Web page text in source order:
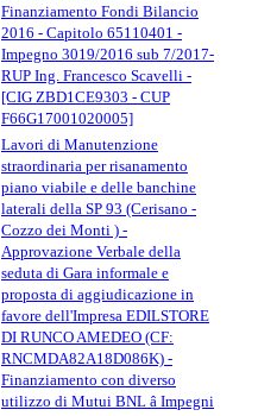
Finanziamento Fondi Bilancio
2016 - Capitolo 65110401 -
Impegno 3019/2016 sub 7/2017-
RUP Ing. Francesco Scavelli -
[CIG ZBD1CE9303 - CUP
F66G17001020005]
Lavori di Manutenzione
straordinaria per risanamento
piano viabile e delle banchine
laterali della SP 93 (Cerisano -
Cozzo dei Monti ) -
Approvazione Verbale della
seduta di Gara informale e
proposta di aggiudicazione in
favore dell'Impresa EDILSTORE
DI RUNCO AMEDEO (CF:
RNCMDA82A18D086K) -
Finanziamento con diverso
utilizzo di Mutui BNL â Impegni